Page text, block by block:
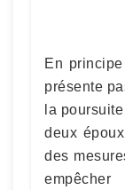
En
présente
la
deux
des
empêcher